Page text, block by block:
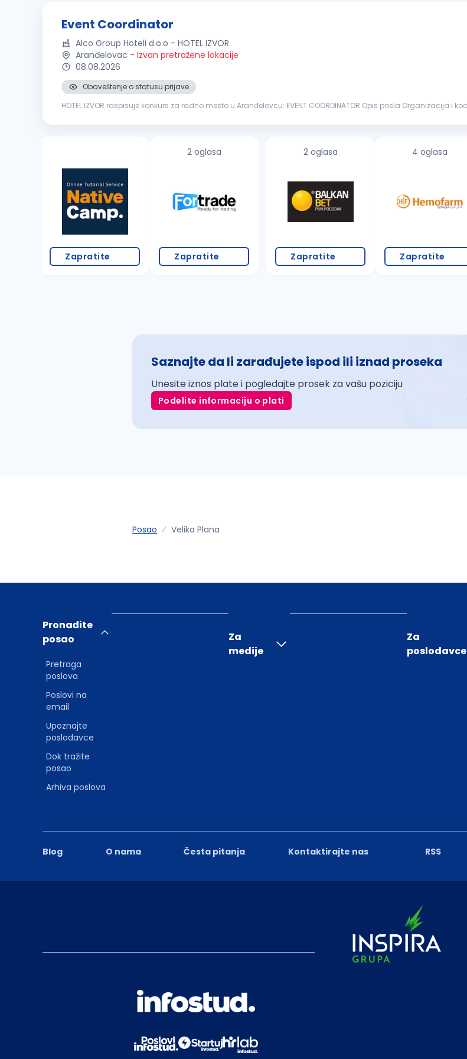
Event Coordinator
Alco Group Hoteli d.o.o - HOTEL IZVOR
Aranđelovac - Izvan pretražene lokacije
08.08.2026
Obaveštenje o statusu prijave
HOTEL IZVOR raspisuje konkurs za radno mesto u Aranđelovcu: EVENT COORDINATOR Opis posla Organizacija i koordinacija poslovnih i privatnih događaja u hotelu Komunikacija sa
Zapratite
2 oglasa
Zapratite
2 oglasa
Zapratite
4 oglasa
Zapratite
Saznajte da li zarađujete ispod ili iznad proseka
Unesite iznos plate i pogledajte prosek za vašu poziciju
Podelite informaciju o plati
Posao Velika Plana
Blog O nama Česta pitanja Kontaktirajte nas RSS
Pronađite
posao
Pretraga
poslova
Poslovi na
email
Upoznajte
poslodavce
Dok tražite
posao
Arhiva poslova
Za
medije
Za
poslodavce